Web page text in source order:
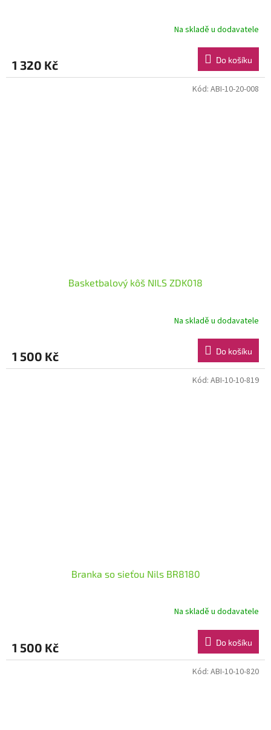
Na skladě u dodavatele
1 320 Kč Do košíku
Basketbalový kôš NILS ZDK018
Na skladě u dodavatele
1 500 Kč Do košíku
Kód: ABI-10-20-008
Branka so sieťou Nils BR8180
Na skladě u dodavatele
1 500 Kč Do košíku
Kód: ABI-10-10-819
Kód: ABI-10-10-820